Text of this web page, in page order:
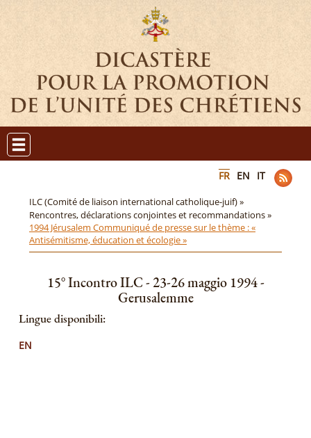
FR EN IT
ILC (Comité de liaison international catholique-juif) »
Rencontres, déclarations conjointes et recommandations »
1994 Jérusalem Communiqué de presse sur le thème : «
Antisémitisme, éducation et écologie »
15° Incontro ILC - 23-26 maggio 1994 -
Gerusalemme
Lingue disponibili:
EN